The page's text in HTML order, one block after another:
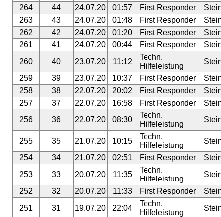
264
44 24.07.20 01:57 First Responder
263
43 24.07.20 01:48 First Responder
262
42 24.07.20 01:20 First Responder
261
41 24.07.20 00:44 First Responder
260
40 23.07.20 11:12
Techn.
Hilfeleistung
259
39 23.07.20 10:37 First Responder
258
38 22.07.20 20:02 First Responder
257
37 22.07.20 16:58 First Responder
256
36 22.07.20 08:30
Techn.
Hilfeleistung
255 35 21.07.20 10:15
Techn.
Hilfeleistung
254
34 21.07.20 02:51 First Responder
253
33 20.07.20 11:35
Techn.
Hilfeleistung
252
32 20.07.20 11:33 First Responder
251
31 19.07.20 22:04
Techn.
Hilfeleistung